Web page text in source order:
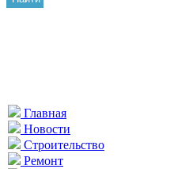
Главная
Новости
Строительство
Ремонт